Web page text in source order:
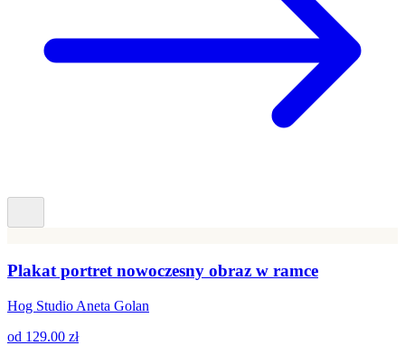
Plakat portret nowoczesny obraz w ramce
Hog Studio Aneta Golan
od 129.00 zł